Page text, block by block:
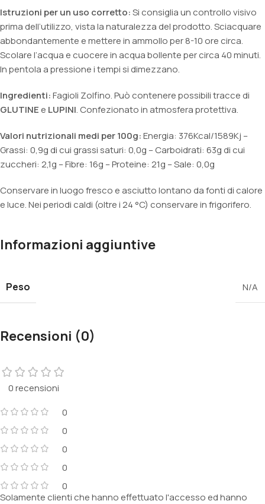
Istruzioni per un uso corretto:Si consiglia un controllo visivo
prima dell’utilizzo, vista la naturalezza del prodotto. Sciacquare
abbondantemente e mettere in ammollo per 8-10 ore circa.
Scolare l’acqua e cuocere in acqua bollente per circa 40 minuti.
In pentola a pressione i tempi si dimezzano.
Ingredienti:Fagioli Zolfino. Può contenere possibili tracce di
GLUTINE e LUPINI. Confezionato in atmosfera protettiva.
Valori nutrizionali medi per 100g:Energia: 376Kcal/1589Kj –
Grassi: 0,9g di cui grassi saturi: 0,0g – Carboidrati: 63g di cui
zuccheri: 2,1g – Fibre: 16g – Proteine: 21g – Sale: 0,0g
Conservare in luogo fresco e asciutto lontano da fonti di calore
e luce. Nei periodi caldi (oltre i 24 °C) conservare in frigorifero.
Informazioni aggiuntive
Peso N/A
Recensioni (0)
0 recensioni
0
0
0
0
0
Solamente clienti che hanno effettuato l'accesso ed hanno